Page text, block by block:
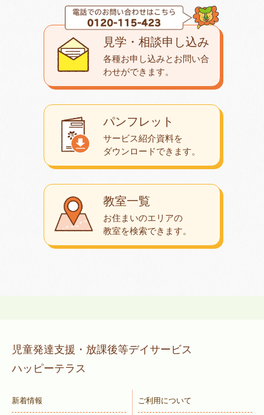
教室一覧
お住まいのエリアの
教室を検索できます。
パンフレット
サービス紹介資料を
ダウンロードできます。
見学・相談申し込み
各種お申し込みとお問い合
わせができます。
児童発達支援・放課後等デイサービス
ハッピーテラス
新着情報 ご利用について